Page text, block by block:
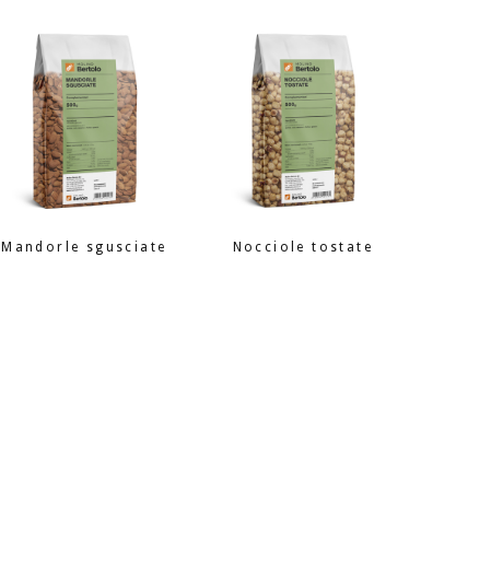
Mandorle sgusciate Nocciole tostate